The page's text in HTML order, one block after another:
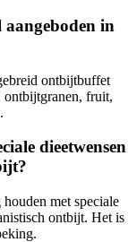
in
ontbijtbuffet
ontbijtgranen, fruit,
dieetwensen
met speciale
ontbijt. Het is